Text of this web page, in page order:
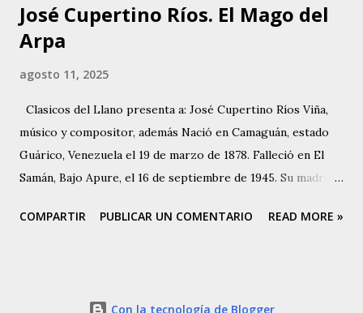
José Cupertino Ríos. El Mago del
Arpa
agosto 11, 2025
Clasicos del Llano presenta a: José Cupertino Ríos Viña,
músico y compositor, además Nació en Camaguán, estado
Guárico, Venezuela el 19 de marzo de 1878. Falleció en El
Samán, Bajo Apure, el 16 de septiembre de 1945. Su madre
Maluenga, quien era oriundo de Parapara de Ortíz. Tuvo
COMPARTIR PUBLICAR UN COMENTARIO READ MORE »
Con la tecnología de Blogger